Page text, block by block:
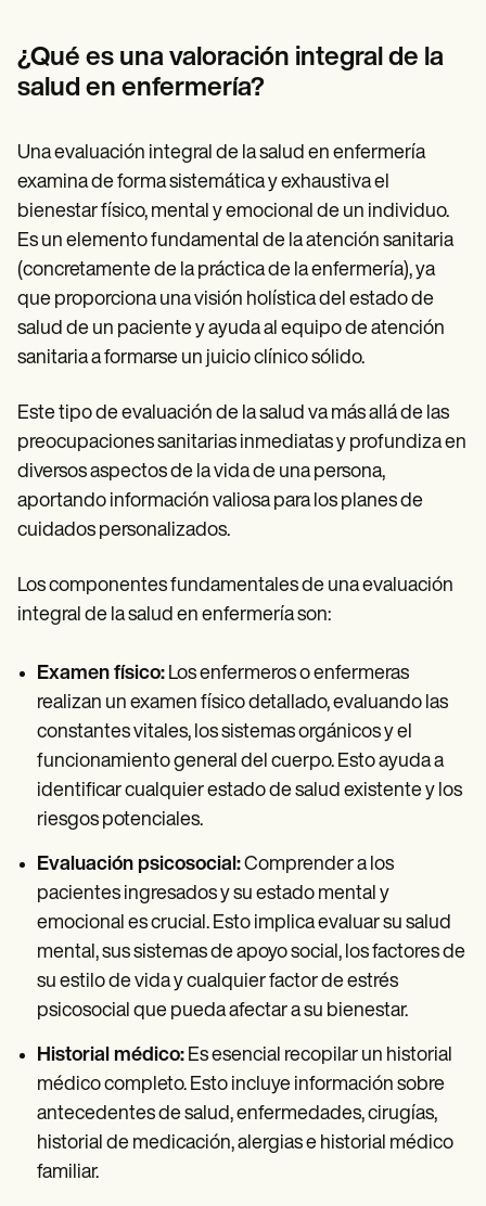
Demos
Training Hub
Webinars
Pricing
Why Carepatron?
Get started
¿Qué es una valoración integral de la
salud en enfermería?
Una evaluación integral de la salud en enfermería
examina de forma sistemática y exhaustiva el
bienestar físico, mental y emocional de un individuo.
Es un elemento fundamental de la atención sanitaria
(concretamente de la práctica de la enfermería), ya
que proporciona una visión holística del estado de
salud de un paciente y ayuda al equipo de atención
sanitaria a formarse un juicio clínico sólido.
Este tipo de evaluación de la salud va más allá de las
preocupaciones sanitarias inmediatas y profundiza en
diversos aspectos de la vida de una persona,
aportando información valiosa para los planes de
cuidados personalizados.
Los componentes fundamentales de una evaluación
integral de la salud en enfermería son:
Examen físico: Los enfermeros o enfermeras
realizan un examen físico detallado, evaluando las
constantes vitales, los sistemas orgánicos y el
funcionamiento general del cuerpo. Esto ayuda a
identificar cualquier estado de salud existente y los
riesgos potenciales.
Evaluación psicosocial:Comprender a los
pacientes ingresados y su estado mental y
emocional es crucial. Esto implica evaluar su salud
mental, sus sistemas de apoyo social, los factores de
su estilo de vida y cualquier factor de estrés
psicosocial que pueda afectar a su bienestar.
Historial médico: Es esencial recopilar un historial
médico completo. Esto incluye información sobre
antecedentes de salud, enfermedades, cirugías,
historial de medicación, alergias e historial médico
familiar.